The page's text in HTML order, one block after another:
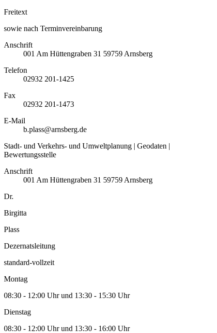
Freitext
sowie nach Terminvereinbarung
Anschrift
001 Am Hüttengraben 31 59759 Arnsberg
Telefon
02932 201-1425
Fax
02932 201-1473
E-Mail
b.plass@arnsberg.de
Stadt- und Verkehrs- und Umweltplanung | Geodaten |
Bewertungsstelle
Anschrift
001 Am Hüttengraben 31 59759 Arnsberg
Dr.
Birgitta
Plass
Dezernatsleitung
standard-vollzeit
Montag
08:30 - 12:00 Uhr und 13:30 - 15:30 Uhr
Dienstag
08:30 - 12:00 Uhr und 13:30 - 16:00 Uhr